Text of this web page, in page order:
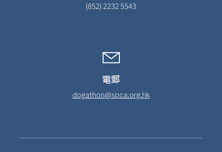
(852) 2232 5543
電郵
dogathon@spca.org.hk